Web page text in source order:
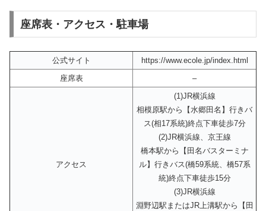
座席表・アクセス・駐車場
公式サイト
https://www.ecole.jp/index.html
座席表
–
アクセス
(1)JR横浜線
相模原駅から【水郷田名】行きバ
ス(相17系統)終点下車徒歩7分
(2)JR横浜線、京王線
橋本駅から【田名バスターミナ
ル】行きバス(橋59系統、橋57系
統)終点下車徒歩15分
(3)JR横浜線
淵野辺駅またはJR上溝駅から【田